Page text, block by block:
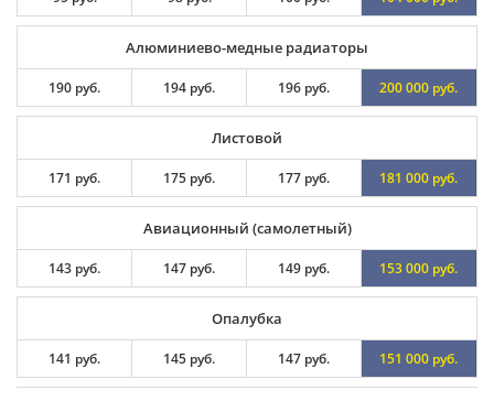
Алюминиево-медные радиаторы
190 руб. 194 руб. 196 руб. 200 000 руб.
Листовой
171 руб. 175 руб. 177 руб. 181 000 руб.
Авиационный (самолетный)
143 руб. 147 руб. 149 руб. 153 000 руб.
Опалубка
141 руб. 145 руб. 147 руб. 151 000 руб.